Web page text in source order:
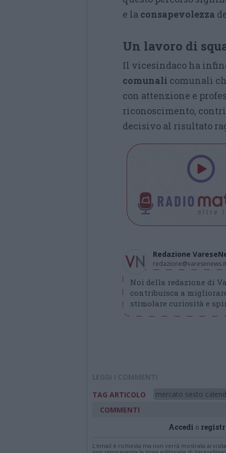
e la consapevolezza
Un lavoro di
Il vicesindaco ha
comunali comunali
con attenzione e
riconoscimento,
decisivo al risultato
Redazione
redazione@varesenews.it
Noi della redazione di
contribuisca a
stimolare curiosità e
LEGGI I COMMENTI
TAG ARTICOLO
mercato sesto
COMMENTI
Accedi o
L'email è richiesta ma non verrà mostrata ai